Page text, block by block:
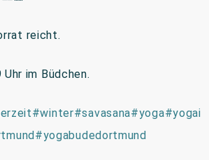
reicht.
im Büdchen.
#winter#savasana#yoga#yogai
#yogabudedortmund